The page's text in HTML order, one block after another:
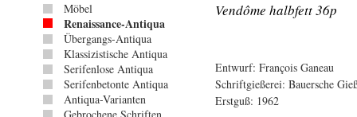
Möbel
Renaissance-Antiqua
Übergangs-Antiqua
Klassizistische Antiqua
Serifenlose Antiqua
Serifenbetonte Antiqua
Antiqua-Varianten
Vendôme halbfett 36p
Entwurf: François Ganeau
Schriftgießerei: Bauersche
Erstguß: 1962